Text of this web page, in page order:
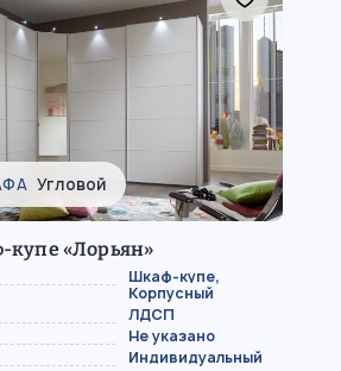
Угловой
купе «Лорьян»
Шкаф-купе,
Корпусный
ЛДСП
Не указано
Индивидуальный